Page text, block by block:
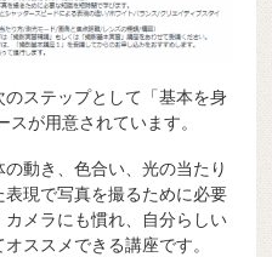
ステップとして「基本を身
が用意されています。
動き、色合い、光の当たり
現で写真を撮るために必要
メラにも慣れ、自分らしい
ススメできる講座です。